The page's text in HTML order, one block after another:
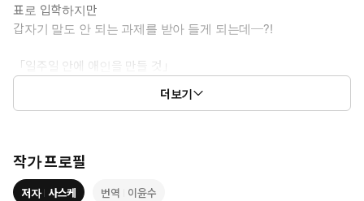
표로 입학하지만
갑자기 말도 안 되는 과제를 받아 들게 되는데─?!
「일주일 안에 애인을 만들 것」
개성 강한 친구들에게 둘러싸여 과연 ‘애인 만들기’는 가능할 것인
‘거짓의 마리골드’로 강렬한 임팩트를 주었던 작가, 사스케의 신작
GL 만화가 국내 전격 발매!
더보기
작가 프로필
저자 사스케 번역 이윤수